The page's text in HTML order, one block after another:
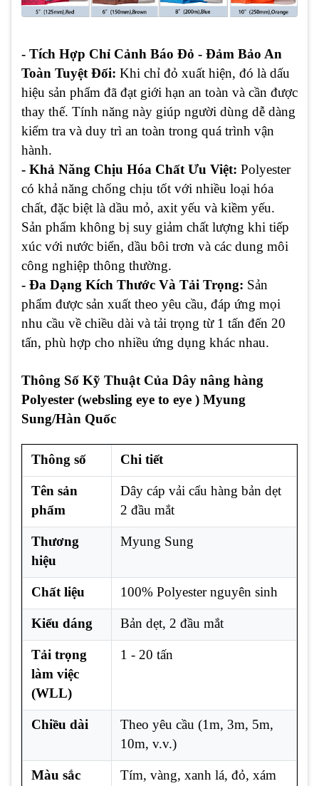
- Tích Hợp Chỉ Cảnh Báo Đỏ - Đảm Bảo An
Toàn Tuyệt Đối: Khi chỉ đỏ xuất hiện, đó là dấu
hiệu sản phẩm đã đạt giới hạn an toàn và cần được
thay thế. Tính năng này giúp người dùng dễ dàng
kiểm tra và duy trì an toàn trong quá trình vận
hành.
- Khả Năng Chịu Hóa Chất Ưu Việt: Polyester
có khả năng chống chịu tốt với nhiều loại hóa
chất, đặc biệt là dầu mỏ, axit yếu và kiềm yếu.
Sản phẩm không bị suy giảm chất lượng khi tiếp
xúc với nước biển, dầu bôi trơn và các dung môi
công nghiệp thông thường.
- Đa Dạng Kích Thước Và Tải Trọng: Sản
phẩm được sản xuất theo yêu cầu, đáp ứng mọi
nhu cầu về chiều dài và tải trọng từ 1 tấn đến 20
tấn, phù hợp cho nhiều ứng dụng khác nhau.
Thông Số Kỹ Thuật Của Dây nâng hàng
Polyester (websling eye to eye ) Myung
Sung/Hàn Quốc
Thông số Chi tiết
Tên sản
phẩm
Dây cáp vải cẩu hàng bản dẹt
2 đầu mắt
Thương
hiệu
Myung Sung
Chất liệu 100% Polyester nguyên sinh
Kiểu dáng Bản dẹt, 2 đầu mắt
Tải trọng
làm việc
(WLL)
1 - 20 tấn
Chiều dài
Theo yêu cầu (1m, 3m, 5m,
10m, v.v.)
Màu sắc
Tím, vàng, xanh lá, đỏ, xám